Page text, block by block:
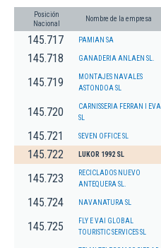
Posición
Nacional
Nombre de la empresa
145.717 PAMIAN SA
145.718 GANADERIA ANLAEN SL.
145.719
MONTAJES NAVALES
ASTONDOA SL
145.720
CARNISSERIA FERRAN I EVA
SL
145.721 SEVEN OFFICE SL
145.722 LUKOR 1992 SL
145.723
RECICLADOS NUEVO
ANTEQUERA SL.
145.724 NAVANATURA SL
145.725
FLY E VAI GLOBAL
TOURISTIC SERVICES SL